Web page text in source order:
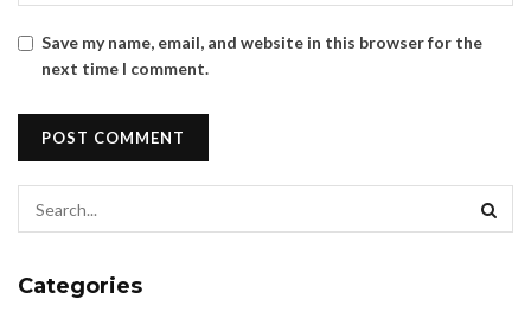
Save my name, email, and website in this browser for the
next time I comment.
Categories